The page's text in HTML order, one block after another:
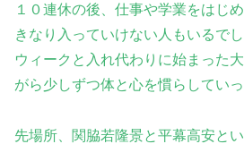
１０連休の後、仕事や学業をはじ
きなり入っていけない人もいるで
ウィークと入れ代わりに始まった
がら少しずつ体と心を慣らしてい
先場所、関脇若隆景と平幕高安と